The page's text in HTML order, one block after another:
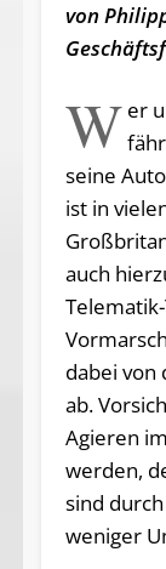
von
W er
seine
ist in
auch
dabei von
ab.
Agieren
werden,
sind
weniger